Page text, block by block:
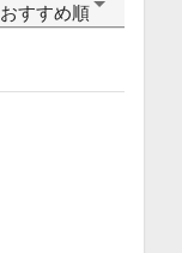
おすすめ順